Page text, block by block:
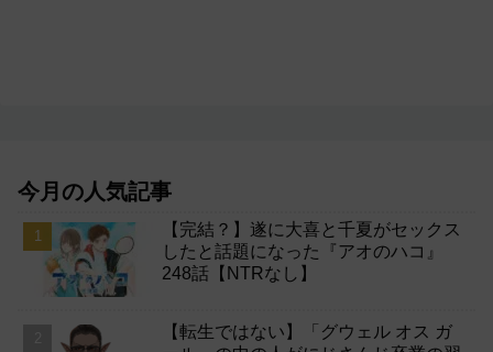
今月の人気記事
【完結？】遂に大喜と千夏がセックス
したと話題になった『アオのハコ』
248話【NTRなし】
【転生ではない】「グウェル オス ガ